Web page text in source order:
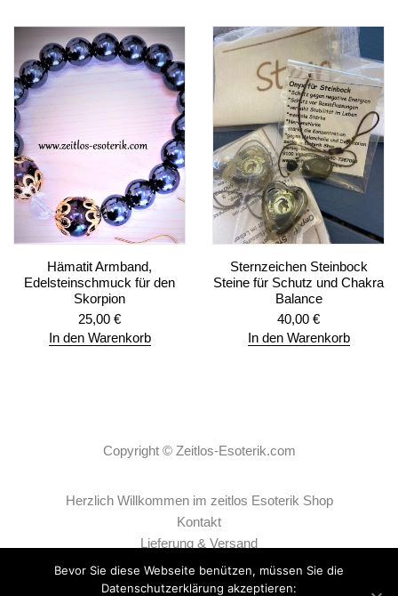
Hämatit Armband,
Edelsteinschmuck für den
Skorpion
25,00 €
In den Warenkorb
Sternzeichen Steinbock
Steine für Schutz und Chakra
Balance
40,00 €
In den Warenkorb
Copyright © Zeitlos-Esoterik.com
Herzlich Willkommen im zeitlos Esoterik Shop
Kontakt
Lieferung & Versand
AGB
Datenschutzerklärung
Bevor Sie diese Webseite benützen, müssen Sie die
Datenschutzerklärung akzeptieren: